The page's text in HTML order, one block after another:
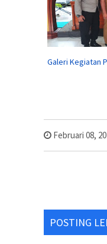
Galeri Kegiatan
Februari 08,
POSTING